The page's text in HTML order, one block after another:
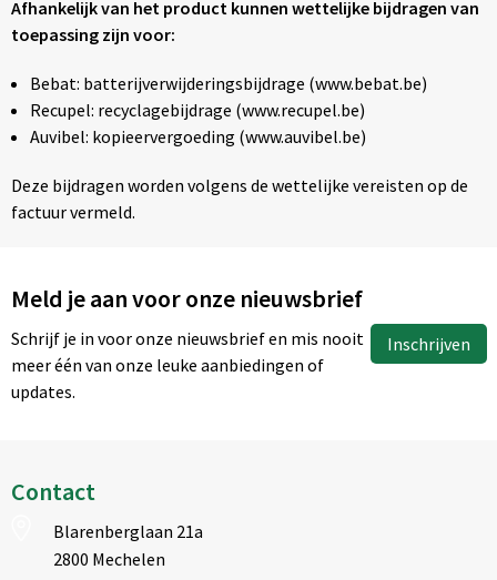
Afhankelijk van het product kunnen wettelijke bijdragen van
toepassing zijn voor:
Bebat: batterijverwijderingsbijdrage (www.bebat.be)
Recupel: recyclagebijdrage (www.recupel.be)
Auvibel: kopieervergoeding (www.auvibel.be)
Deze bijdragen worden volgens de wettelijke vereisten op de
factuur vermeld.
Meld je aan voor onze nieuwsbrief
Schrijf je in voor onze nieuwsbrief en mis nooit
meer één van onze leuke aanbiedingen of
updates.
Inschrijven
Contact
Blarenberglaan 21a
2800 Mechelen